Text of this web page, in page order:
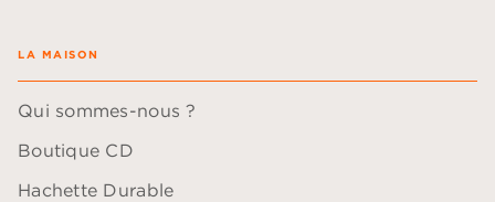
LA MAISON
Qui sommes-nous ?
Boutique CD
Hachette Durable